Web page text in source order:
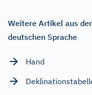
Weitere Artikel aus
deutschen Sprache
Hand